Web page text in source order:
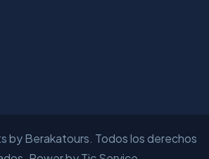
by Berakatours. Todos los derechos